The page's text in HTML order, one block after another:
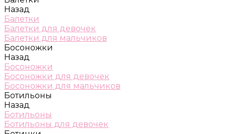
Назад
Балетки
Балетки для девочек
Балетки для мальчиков
Босоножки
Назад
Босоножки
Босоножки для девочек
Босоножки для мальчиков
Ботильоны
Назад
Ботильоны
Ботильоны для девочек